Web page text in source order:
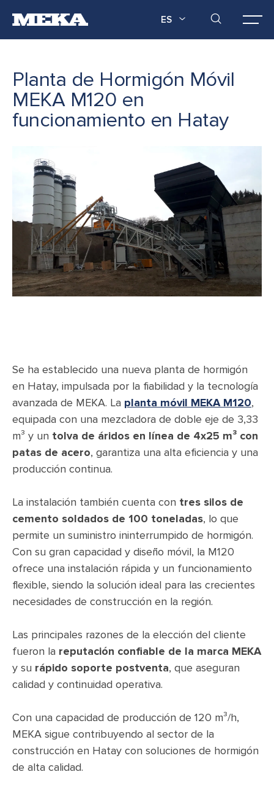
ES
Planta de Hormigón Móvil
MEKA M120 en
funcionamiento en Hatay
Se ha establecido una nueva planta de hormigón
en Hatay, impulsada por la fiabilidad y la tecnología
avanzada de MEKA. La planta móvil MEKA M120,
equipada con una mezcladora de doble eje de 3,33
m³ y un tolva de áridos en línea de 4x25 m³ con
patas de acero, garantiza una alta eficiencia y una
producción continua.
La instalación también cuenta con tres silos de
cemento soldados de 100 toneladas, lo que
permite un suministro ininterrumpido de hormigón.
Con su gran capacidad y diseño móvil, la M120
ofrece una instalación rápida y un funcionamiento
flexible, siendo la solución ideal para las crecientes
necesidades de construcción en la región.
Las principales razones de la elección del cliente
fueron la reputación confiable de la marca MEKA
y su rápido soporte postventa, que aseguran
calidad y continuidad operativa.
Con una capacidad de producción de 120 m³/h,
MEKA sigue contribuyendo al sector de la
construcción en Hatay con soluciones de hormigón
de alta calidad.